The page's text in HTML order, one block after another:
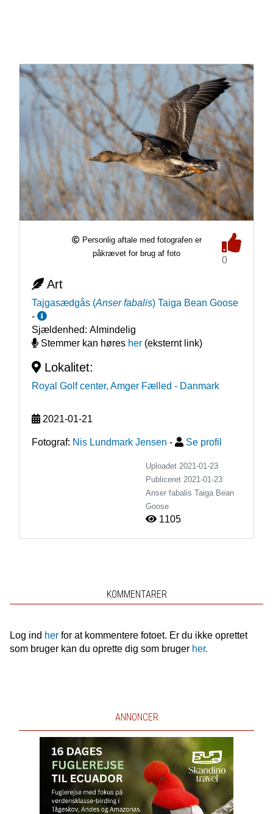
Personlig aftale med fotografen er
påkrævet for brug af foto
0
Art
Tajgasædgås (Anser fabalis) Taiga Bean Goose
-
Sjældenhed: Almindelig
Stemmer kan høres her(eksternt link)
Lokalitet:
Royal Golf center, Amger Fælled - Danmark
2021-01-21
Fotograf: Nis Lundmark Jensen - Se profil
Uploadet 2021-01-23
Publiceret 2021-01-23
Anser fabalis Taiga Bean
Goose
1105
KOMMENTARER
Log ind herfor at kommentere fotoet. Er du ikke oprettet
som bruger kan du oprette dig som bruger her.
ANNONCER